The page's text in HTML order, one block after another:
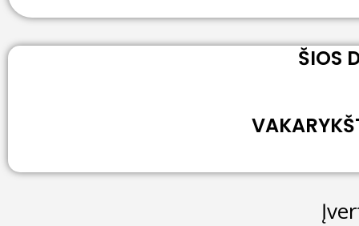
ŠIOS